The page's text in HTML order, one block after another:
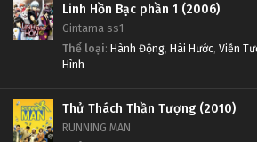
Linh Hồn Bạc phần 1 (2006)
Gintama ss1
Thể loại: Hành Động, Hài Hước, Viễn
Hình
Thử Thách Thần Tượng (2010)
RUNNING MAN